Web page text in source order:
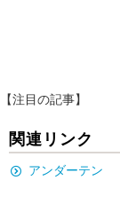
【注目の記事】
関連リンク
アンダーテン